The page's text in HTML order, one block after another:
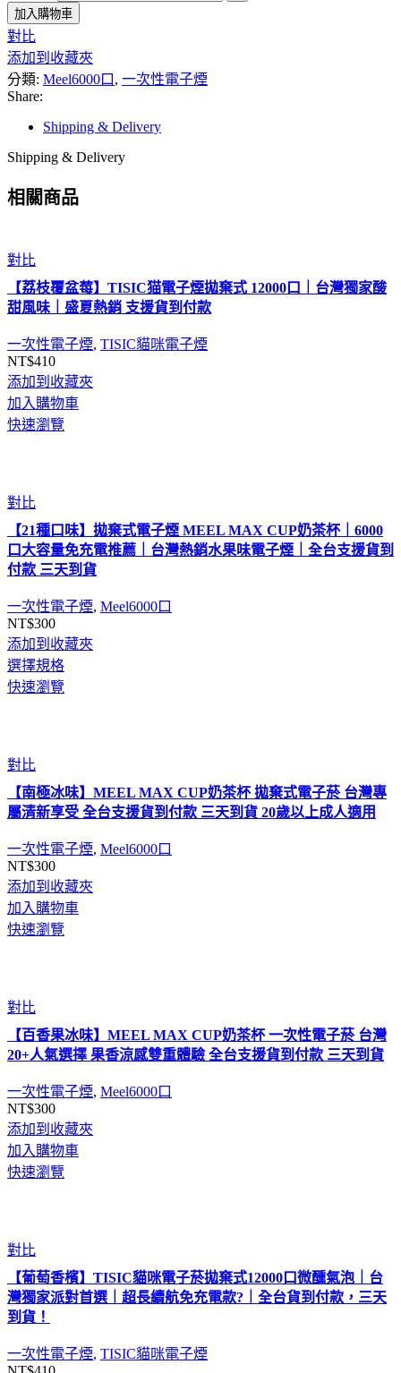
加入購物車
對比
添加到收藏夾
分類: Meel6000口 , 一次性電子煙
Share:
Shipping & Delivery
Shipping & Delivery
相關商品
對比
【荔枝覆盆莓】TISIC猫電子煙拋棄式 12000口｜台灣獨家酸
甜風味｜盛夏熱銷 支援貨到付款
一次性電子煙, TISIC貓咪電子煙
NT$410
添加到收藏夾
加入購物車
快速瀏覽
對比
【21種口味】拋棄式電子煙 MEEL MAX CUP奶茶杯｜6000
口大容量免充電推薦｜台灣熱銷水果味電子煙｜全台支援貨到
付款 三天到貨
一次性電子煙, Meel6000口
NT$300
添加到收藏夾
選擇規格
快速瀏覽
對比
【南極冰味】MEEL MAX CUP奶茶杯 拋棄式電子菸 台灣專
屬清新享受 全台支援貨到付款 三天到貨 20歲以上成人適用
一次性電子煙, Meel6000口
NT$300
添加到收藏夾
加入購物車
快速瀏覽
對比
【百香果冰味】MEEL MAX CUP奶茶杯 一次性電子菸 台灣
20+人氣選擇 果香涼感雙重體驗 全台支援貨到付款 三天到貨
一次性電子煙, Meel6000口
NT$300
添加到收藏夾
加入購物車
快速瀏覽
對比
【葡萄香檳】TISIC貓咪電子菸拋棄式12000口微醺氣泡｜台
灣獨家派對首選｜超長續航免充電款?｜全台貨到付款，三天
到貨！
一次性電子煙, TISIC貓咪電子煙